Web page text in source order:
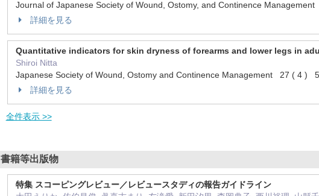
Journal of Japanese Society of Wound, Ostomy, and Continence
詳細を見る
Quantitative indicators for skin dryness of forearms and lower legs in
Shiroi Nitta
Japanese Society of Wound, Ostomy and Continence Management 27 ( 4 )
詳細を見る
全件表示 >>
書籍等出版物
特集 スコーピングレビュー／レビュースタディの報告ガイドライン